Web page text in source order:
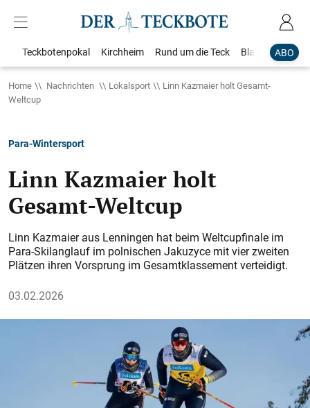
ABO
Teckbotenpokal Kirchheim Rund um die Teck Blaulicht
Home Nachrichten Lokalsport
Linn Kazmaier holt Gesamt-
Weltcup
Para-Wintersport
Linn Kazmaier holt
Gesamt-Weltcup
Linn Kazmaier aus Lenningen hat beim Weltcupfinale im
Para-Skilanglauf im polnischen Jakuzyce mit vier zweiten
Plätzen ihren Vorsprung im Gesamtklassement verteidigt.
03.02.2026